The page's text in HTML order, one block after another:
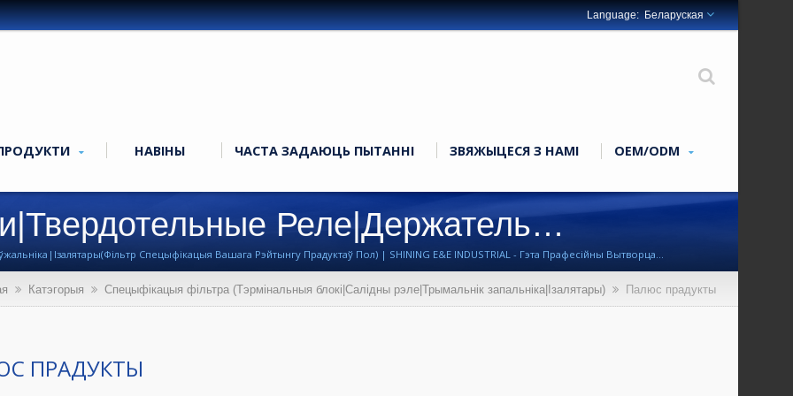
Беларуская
НАВІНЫ ЧАСТА ЗАДАЮЦЬ ПЫТАННІ ЗВЯЖЫЦЕСЯ З НАМІ OEM/ODM
Реле|Держатель
- Shining E&E
Спецыфікацыя Вашага Рэйтынгу Прадуктаў Пол) | SHINING E&E INDUSTRIAL - Гэта Прафесійны Вытворца
Катэгорыя Спецыфікацыя фільтра (Тэрмінальныя блокі|Салідны рэле|Трымальнік запальніка|Ізалятары) Палюс прадукты
ПРАДУКТЫ